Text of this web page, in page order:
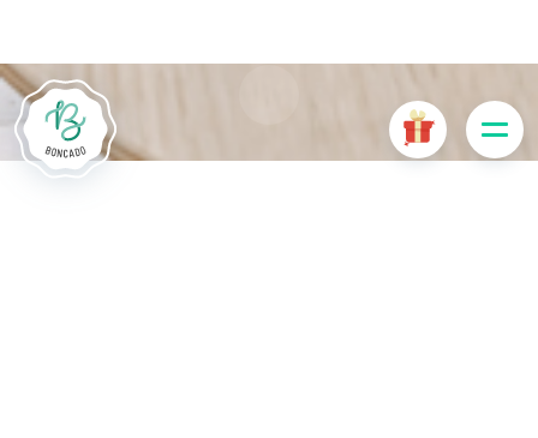
ervoor zorgen dat sommige functies van de website
uitgeschakeld zijn. Andere cookies worden gebruikt voor
analyse- of marketingdoeleinden.
Cookies aanvaarden Mijn cookies beheren